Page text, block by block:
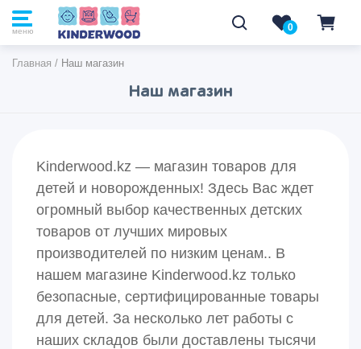
меню 0
Главная / Наш магазин
Наш магазин
Kinderwood.kz — магазин товаров для
детей и новорожденных! Здесь Вас ждет
огромный выбор качественных детских
товаров от лучших мировых
производителей по низким ценам.. В
нашем магазине Kinderwood.kz только
безопасные, сертифицированные товары
для детей. За несколько лет работы с
наших складов были доставлены тысячи